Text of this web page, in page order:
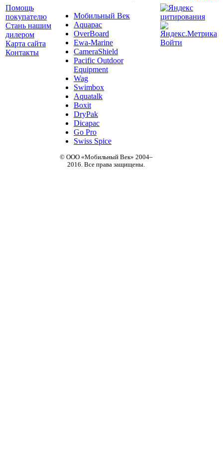
Помощь
покупателю
Стань нашим
дилером
Карта сайта
Контакты
Мобильный Век
Aquapac
OverBoard
Ewa-Marine
CameraShield
Pacific Outdoor
Equipment
Wag
Swimbox
Aquatalk
Boxit
DryPak
Dicapac
Go Pro
Swiss Spice
© ООО «Мобильный Век» 2004–
2016. Все права защищены.
Войти